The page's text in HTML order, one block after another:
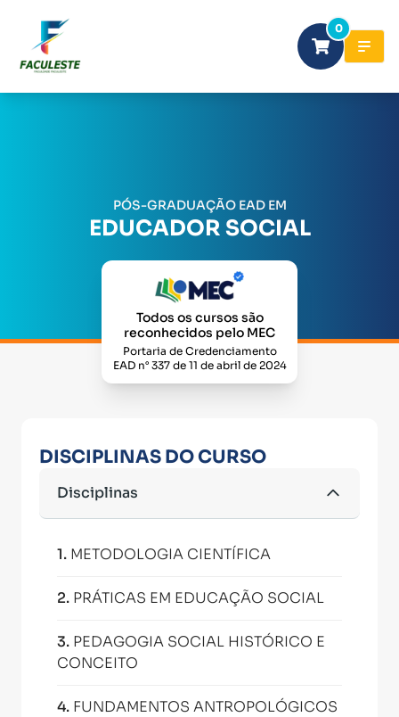
0
PÓS-GRADUAÇÃO EAD EM
EDUCADOR SOCIAL
Todos os cursos são
reconhecidos pelo MEC
Portaria de Credenciamento
EAD n° 337 de 11 de abril de 2024
DISCIPLINAS DO CURSO
Disciplinas
1. METODOLOGIA CIENTÍFICA
2. PRÁTICAS EM EDUCAÇÃO SOCIAL
3. PEDAGOGIA SOCIAL HISTÓRICO E
CONCEITO
4. FUNDAMENTOS ANTROPOLÓGICOS